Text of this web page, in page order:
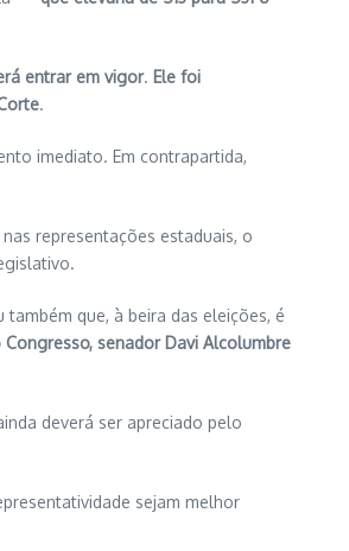
entrar em vigor. Ele foi
.
imediato. Em contrapartida,
representações estaduais, o
também que, à beira das eleições, é
senador Davi Alcolumbre
deverá ser apreciado pelo
sejam melhor